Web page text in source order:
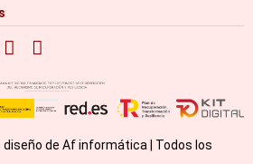
de Af informática | Todos los